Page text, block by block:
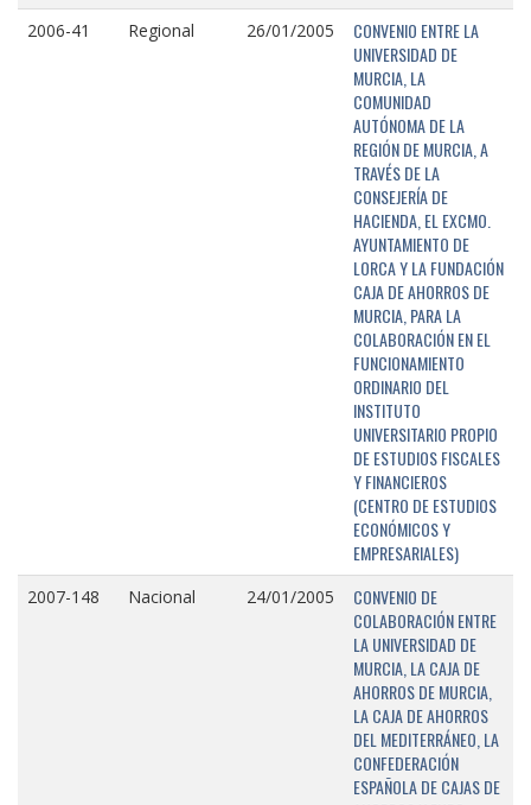
2006-41 Regional 26/01/2005
CONVENIO ENTRE LA
UNIVERSIDAD DE
MURCIA, LA
COMUNIDAD
AUTÓNOMA DE LA
REGIÓN DE MURCIA, A
TRAVÉS DE LA
CONSEJERÍA DE
HACIENDA, EL EXCMO.
AYUNTAMIENTO DE
LORCA Y LA FUNDACIÓN
CAJA DE AHORROS DE
MURCIA, PARA LA
COLABORACIÓN EN EL
FUNCIONAMIENTO
ORDINARIO DEL
INSTITUTO
UNIVERSITARIO PROPIO
DE ESTUDIOS FISCALES
Y FINANCIEROS
(CENTRO DE ESTUDIOS
ECONÓMICOS Y
EMPRESARIALES)
2007-148 Nacional 24/01/2005
CONVENIO DE
COLABORACIÓN ENTRE
LA UNIVERSIDAD DE
MURCIA, LA CAJA DE
AHORROS DE MURCIA,
LA CAJA DE AHORROS
DEL MEDITERRÁNEO, LA
CONFEDERACIÓN
ESPAÑOLA DE CAJAS DE